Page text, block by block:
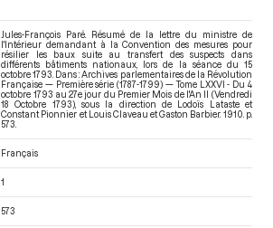
Jules-François Paré. Résumé de la lettre du ministre de
l'Intérieur demandant à la Convention des mesures pour
résilier les baux suite au transfert des suspects dans
différents bâtiments nationaux, lors de la séance du 15
octobre 1793. Dans : Archives parlementaires de la Révolution
Française — Première série (1787-1799) — Tome LXXVI - Du 4
octobre 1793 au 27e jour du Premier Mois de l'An II (Vendredi
18 Octobre 1793), sous la direction de Lodoïs Lataste et
Constant Pionnier et Louis Claveau et Gaston Barbier. 1910. p.
573.
Français
1
573